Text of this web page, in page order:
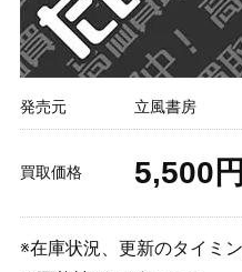
発売元 立風書房
買取価格 5,500円
※在庫状況、更新のタイミ